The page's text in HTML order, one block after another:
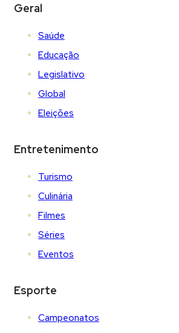
Geral
Saúde
Educação
Legislativo
Global
Eleições
Entretenimento
Turismo
Culinária
Filmes
Séries
Eventos
Esporte
Campeonatos